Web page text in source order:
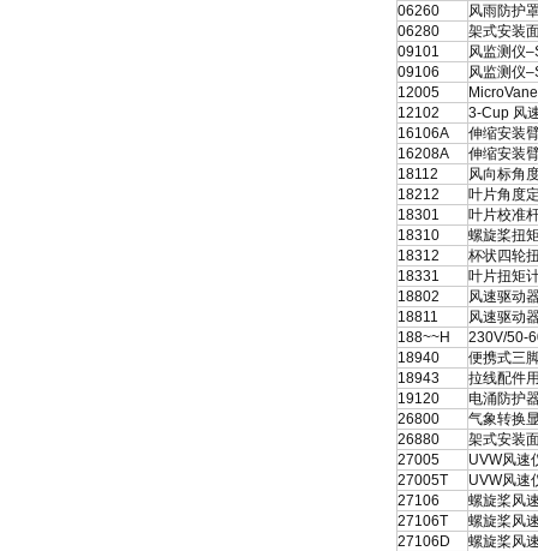
06260
风雨防护
06280
架式安装
09101
风监测仪
09106
风监测仪
12005
12102
3-Cup 风
16106A
伸缩安装
16208A
伸缩安装
18112
风向标角
18212
叶片角度
18301
叶片校准
18310
螺旋桨扭
18312
杯状四轮
18331
叶片扭矩
18802
风速驱动
18811
风速驱动
188~~H
230V/50-
18940
便携式三
18943
拉线配件
19120
电涌防护
26800
气象转换
26880
架式安装
27005
UVW风速
27005T
UVW风速
27106
螺旋桨风
27106T
螺旋桨风
27106D
螺旋桨风